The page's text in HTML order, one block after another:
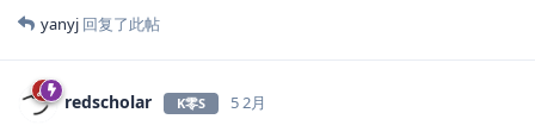
yanyj 回复了此帖
redscholar K零S 5 2月